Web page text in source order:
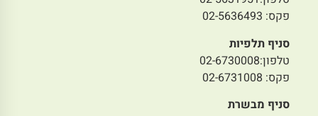
פקס: 02-5636493
סניף תלפיות
טלפון:02-6730008
פקס: 02-6731008
סניף מבשרת